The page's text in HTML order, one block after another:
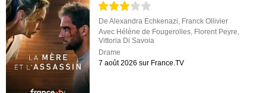
DeAlexandra Echkenazi Franck Ollivier
Avec Hélène de Fougerolles Florent Peyre
Vittoria Di Savoia
Drame
7 août 2026 sur France.TV